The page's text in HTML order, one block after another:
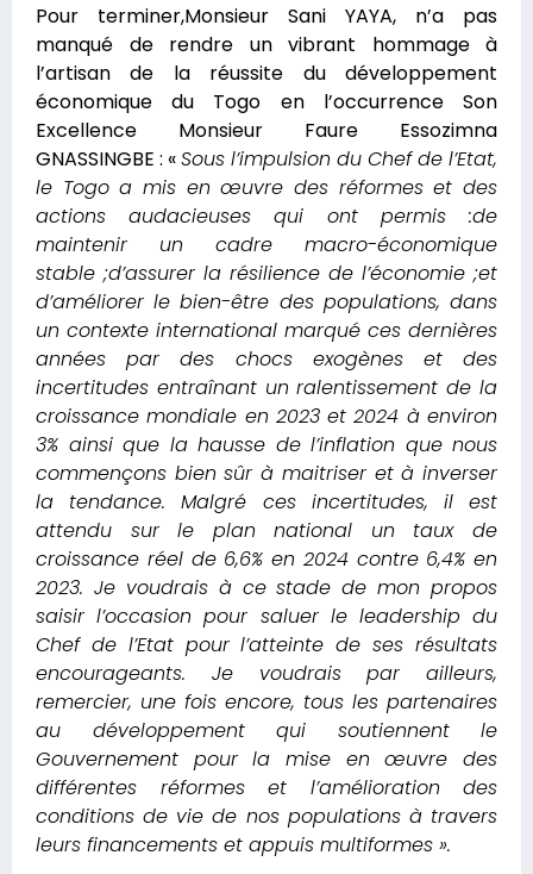
Pour terminer,Monsieur Sani YAYA, n’a pas
manqué de rendre un vibrant hommage à
l’artisan de la réussite du développement
économique du Togo en l’occurrence Son
Excellence Monsieur Faure Essozimna
GNASSINGBE : «Sous l’impulsion du Chef de l’Etat,
le Togo a mis en œuvre des réformes et des
actions audacieuses qui ont permis :de
maintenir un cadre macro-économique
stable ;d’assurer la résilience de l’économie ;et
d’améliorer le bien-être des populations, dans
un contexte international marqué ces dernières
années par des chocs exogènes et des
incertitudes entraînant un ralentissement de la
croissance mondiale en 2023 et 2024 à environ
3% ainsi que la hausse de l’inflation que nous
commençons bien sûr à maitriser et à inverser
la tendance. Malgré ces incertitudes, il est
attendu sur le plan national un taux de
croissance réel de 6,6% en 2024 contre 6,4% en
2023. Je voudrais à ce stade de mon propos
saisir l’occasion pour saluer le leadership du
Chef de l’Etat pour l’atteinte de ses résultats
encourageants. Je voudrais par ailleurs,
remercier, une fois encore, tous les partenaires
au développement qui soutiennent le
Gouvernement pour la mise en œuvre des
différentes réformes et l’amélioration des
conditions de vie de nos populations à travers
leurs financements et appuis multiformes ».